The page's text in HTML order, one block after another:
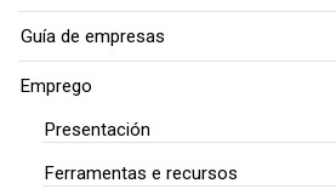
Guía de empresas
Emprego
Presentación
Ferramentas e recursos